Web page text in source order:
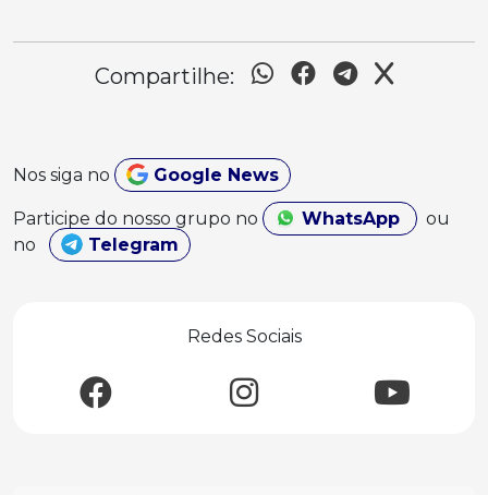
Compartilhe:
Nos siga no Google News
Participe do nosso grupo no WhatsApp
ou
no
Telegram
Redes Sociais